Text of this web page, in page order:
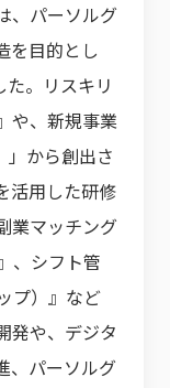
、パーソルグ
を目的とし
。リスキリ
や、新規事業
から創出さ
活用した研修
業マッチング
、シフト管
プ）』など
発や、デジタ
、パーソルグ